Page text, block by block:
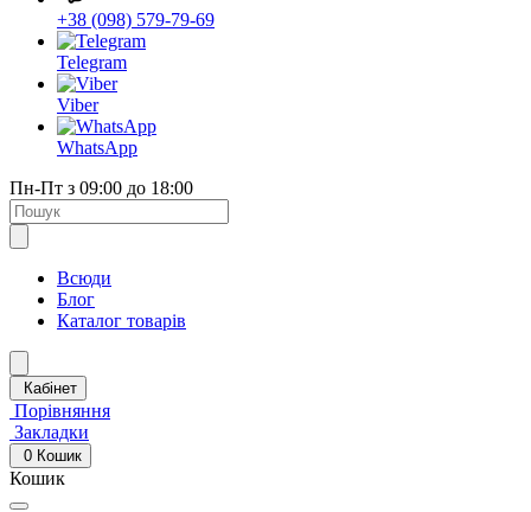
+38 (098) 579-79-69
Telegram
Viber
WhatsApp
Пн-Пт з 09:00 до 18:00
Всюди
Блог
Каталог товарів
Кабінет
Порівняння
Закладки
0 Кошик
Кошик